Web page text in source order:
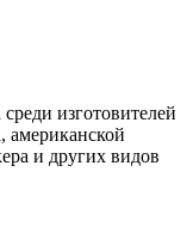
изготовителей
американской
и других видов